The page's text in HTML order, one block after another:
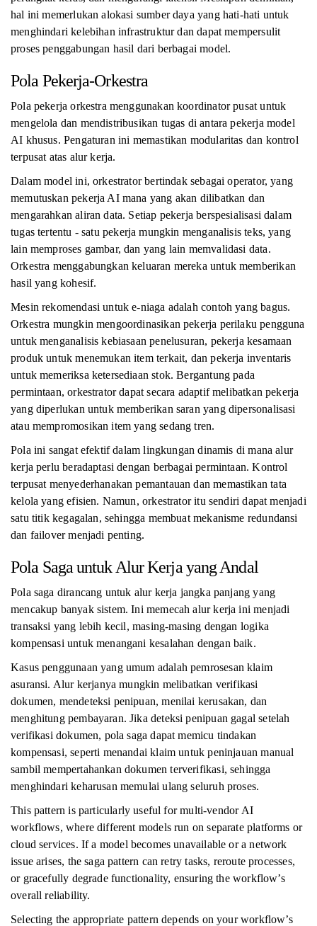
hal ini memerlukan alokasi sumber daya yang hati-hati untuk
menghindari kelebihan infrastruktur dan dapat mempersulit
proses penggabungan hasil dari berbagai model.
Pola Pekerja-Orkestra
Pola pekerja orkestra menggunakan koordinator pusat untuk
mengelola dan mendistribusikan tugas di antara pekerja model
AI khusus. Pengaturan ini memastikan modularitas dan kontrol
terpusat atas alur kerja.
Dalam model ini, orkestrator bertindak sebagai operator, yang
memutuskan pekerja AI mana yang akan dilibatkan dan
mengarahkan aliran data. Setiap pekerja berspesialisasi dalam
tugas tertentu - satu pekerja mungkin menganalisis teks, yang
lain memproses gambar, dan yang lain memvalidasi data.
Orkestra menggabungkan keluaran mereka untuk memberikan
hasil yang kohesif.
Mesin rekomendasi untuk e-niaga adalah contoh yang bagus.
Orkestra mungkin mengoordinasikan pekerja perilaku pengguna
untuk menganalisis kebiasaan penelusuran, pekerja kesamaan
produk untuk menemukan item terkait, dan pekerja inventaris
untuk memeriksa ketersediaan stok. Bergantung pada
permintaan, orkestrator dapat secara adaptif melibatkan pekerja
yang diperlukan untuk memberikan saran yang dipersonalisasi
atau mempromosikan item yang sedang tren.
Pola ini sangat efektif dalam lingkungan dinamis di mana alur
kerja perlu beradaptasi dengan berbagai permintaan. Kontrol
terpusat menyederhanakan pemantauan dan memastikan tata
kelola yang efisien. Namun, orkestrator itu sendiri dapat menjadi
satu titik kegagalan, sehingga membuat mekanisme redundansi
dan failover menjadi penting.
Pola Saga untuk Alur Kerja yang Andal
Pola saga dirancang untuk alur kerja jangka panjang yang
mencakup banyak sistem. Ini memecah alur kerja ini menjadi
transaksi yang lebih kecil, masing-masing dengan logika
kompensasi untuk menangani kesalahan dengan baik.
Kasus penggunaan yang umum adalah pemrosesan klaim
asuransi. Alur kerjanya mungkin melibatkan verifikasi
dokumen, mendeteksi penipuan, menilai kerusakan, dan
menghitung pembayaran. Jika deteksi penipuan gagal setelah
verifikasi dokumen, pola saga dapat memicu tindakan
kompensasi, seperti menandai klaim untuk peninjauan manual
sambil mempertahankan dokumen terverifikasi, sehingga
menghindari keharusan memulai ulang seluruh proses.
This pattern is particularly useful for multi-vendor AI
workflows, where different models run on separate platforms or
cloud services. If a model becomes unavailable or a network
issue arises, the saga pattern can retry tasks, reroute processes,
or gracefully degrade functionality, ensuring the workflow’s
overall reliability.
Selecting the appropriate pattern depends on your workflow’s